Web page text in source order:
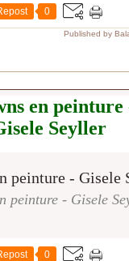
0
Published by
en peinture
Seyller
peinture - Gisele
0